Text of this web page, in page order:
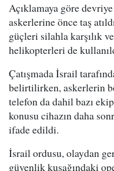
Açıklamaya göre
askerlerine önce taş
güçleri silahla karşılık
helikopterleri de
Çatışmada İsrail
belirtilirken, askerlerin
telefon da dahil bazı
konusu cihazın daha
ifade edildi.
İsrail ordusu, olaydan
güvenlik kuşağındaki